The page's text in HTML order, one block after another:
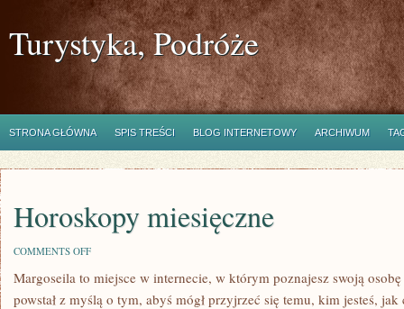
Turystyka, Podróże
STRONA GŁÓWNA SPIS TREŚCI BLOG INTERNETOWY ARCHIWUM
Horoskopy miesięczne
COMMENTS OFFON
MIESIĘCZNE
Margoseila to miejsce w internecie, w którym poznajesz swoją
powstał z myślą o tym, abyś mógł przyjrzeć się temu, kim jesteś,